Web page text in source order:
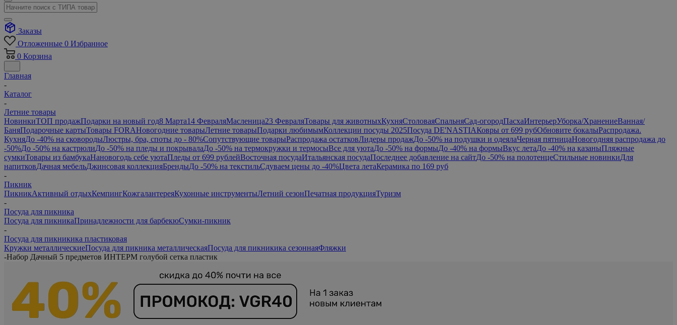
Заказы
Отложенные 0 Избранное
0 Корзина
Главная
-
Каталог
-
Летние товары
НовинкиТОП продажПодарки на новый год8 Марта14 ФевраляМасленица23 ФевраляТовары для животныхКухняСтоловаяСпальняСад-огородПасхаИнтерьерУборка/ХранениеВанная/
БаняПодарочные картыТовары FORAНовогодние товарыЛетние товарыПодарки любимымКоллекции посуды 2025Посуда DE'NASTIAКовры от 699 рубОбновите бокалыРаспродажа.
КухняДо -40% на сковородыЛюстры, бра, споты до - 80%Сопутствующие товарыРаспродажа остатковЛидеры продажДо -50% на подушки и одеялаЧерная пятницаНовогодняя распродажа до
-50%До -50% на кастрюлиДо -50% на пледы и покрывалаДо -50% на термокружки и термосыВсе для уютаДо -50% на формыДо -40% на формыВкус летаДо -40% на казаныПляжные
сумкиТовары из бамбукаНановогодь себе уютаПледы от 699 рублейВосточная посудаИтальянская посудаПоследнее добавление на сайтДо -50% на полотенцеСтильные новинкиДля
напитковДачная мебельДжинсовая коллекцияБрендыДо -50% на текстильСдуваем цены до -40%Цвета летаКерамика по 169 руб
-
Пикник
ПикникАктивный отдыхКемпингКожгалантереяКухонные инструментыЛетний сезонПечатная продукцияТуризм
-
Посуда для пикника
Посуда для пикникаПринадлежности для барбекюСумки-пикник
-
Посуда для пикникика пластиковая
Кружки металлическиеПосуда для пикника металлическаяПосуда для пикникика сезоннаяФляжки
-Набор Дачный 5 предметов ИНТЕРМ голубой сетка пластик